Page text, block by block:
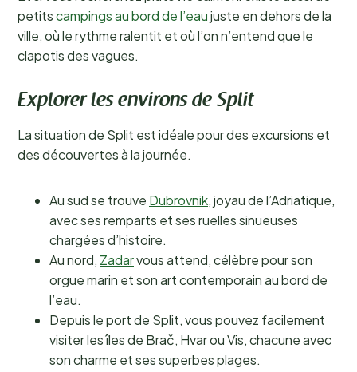
petitscampings au bord de l’eaujuste en dehors de la
ville, où le rythme ralentit et où l’on n’entend que le
clapotis des vagues.
Explorer les environs de Split
La situation de Split est idéale pour des excursions et
des découvertes à la journée.
Au sud se trouve Dubrovnik, joyau de l’Adriatique,
avec ses remparts et ses ruelles sinueuses
chargées d’histoire.
Au nord, Zadarvous attend, célèbre pour son
orgue marin et son art contemporain au bord de
l’eau.
Depuis le port de Split, vous pouvez facilement
visiter les îles de Brač, Hvar ou Vis, chacune avec
son charme et ses superbes plages.